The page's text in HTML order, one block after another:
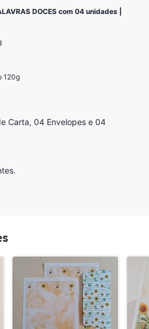
DOCES com 04 unidades |
120g
Carta, 04 Envelopes e 04